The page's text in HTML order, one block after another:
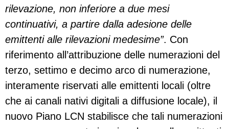
rilevazione, non inferiore a due mesi
continuativi, a partire dalla adesione delle
emittenti alle rilevazioni medesime”. Con
riferimento all’attribuzione delle numerazioni del
terzo, settimo e decimo arco di numerazione,
interamente riservati alle emittenti locali (oltre
che ai canali nativi digitali a diffusione locale), il
nuovo Piano LCN stabilisce che tali numerazioni